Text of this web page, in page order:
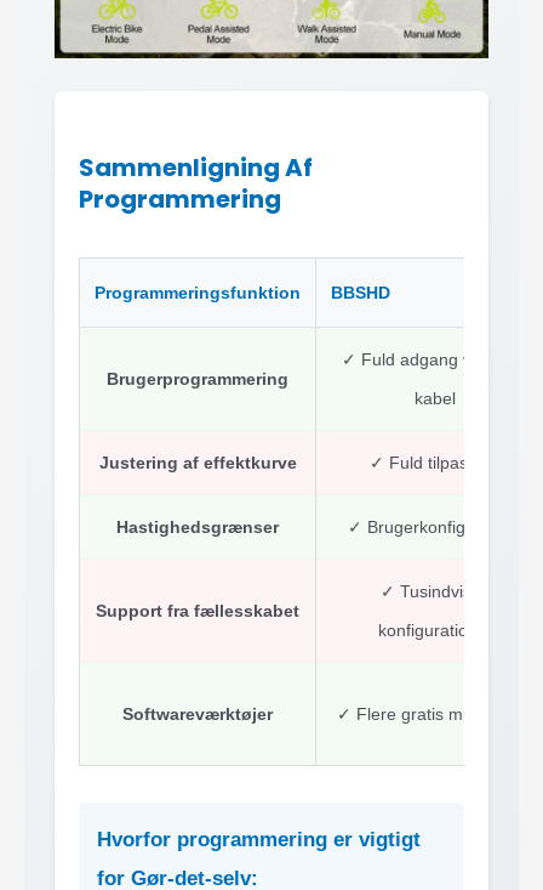
Sammenligning Af
Programmering
Programmeringsfunktion BBSHD
Brugerprogrammering
✓ Fuld adgang via USB-
kabel
Justering af effektkurve ✓ Fuld tilpasning
Hastighedsgrænser ✓ Brugerkonfigurerbar
Support fra fællesskabet
✓ Tusindvis af
konfigurationer
Softwareværktøjer ✓ Flere gratis muligheder
Hvorfor programmering er vigtigt
for Gør-det-selv: